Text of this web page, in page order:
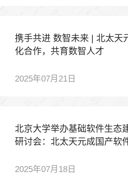
携手共进 数智未来 | 北太天
化合作，共育数智人才
2025年07月21日
北京大学举办基础软件生态
研讨会：北太天元成国产软
2025年07月18日